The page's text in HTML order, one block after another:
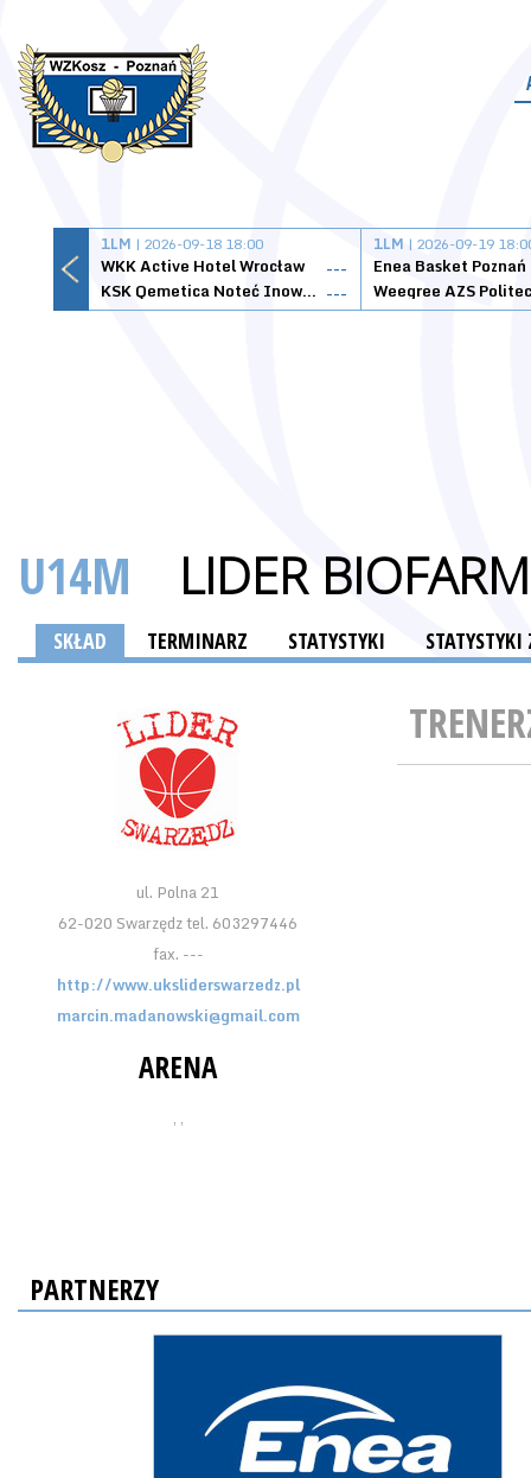
1LM | 2026-09-18 18:00
WKK Active Hotel Wrocław
---
KSK Qemetica Noteć Inowrocław ---
1LM | 2026-09-19
Enea Basket Poznań
U14M LIDER
SKŁAD TERMINARZ STATYSTYKI
ul. Polna 21
62-020 Swarzędz tel. 603297446
fax. ---
http://www.uksliderswarzedz.pl
marcin.madanowski@gmail.com
ARENA
, ,
PARTNERZY